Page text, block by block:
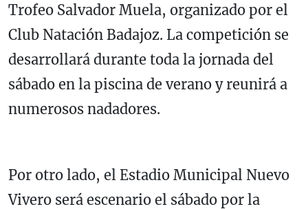
Trofeo Salvador Muela, organizado por el
Club Natación Badajoz. La competición se
desarrollará durante toda la jornada del
sábado en la piscina de verano y reunirá a
numerosos nadadores.
Por otro lado, el Estadio Municipal Nuevo
Vivero será escenario el sábado por la